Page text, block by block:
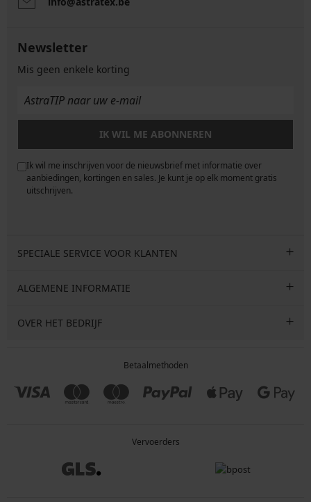
Newsletter
Mis geen enkele korting
IK WIL ME ABONNEREN
Ik wil me inschrijven voor de nieuwsbrief met informatie over
aanbiedingen, kortingen en sales. Je kunt je op elk moment gratis
uitschrijven.
SPECIALE SERVICE VOOR KLANTEN
ALGEMENE INFORMATIE
OVER HET BEDRIJF
Betaalmethoden
Vervoerders